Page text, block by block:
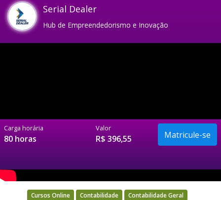
Serial Dealer
Hub de Empreendedorismo e Inovação
Carga horária
80 horas
Valor
R$ 396,55
Cursos Online Contabilidade
Contabilidade Geral